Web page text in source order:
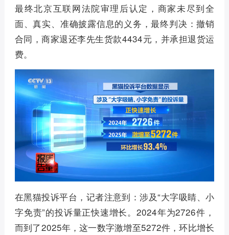
最终北京互联网法院审理后认定，商家未尽到全
面、真实、准确披露信息的义务，最终判决：撤销
合同，商家退还李先生货款4434元，并承担退货运
费。
在黑猫投诉平台，记者注意到：涉及“大字吸睛、小
字免责”的投诉量正快速增长。2024年为2726件，
而到了2025年，这一数字激增至5272件，环比增长